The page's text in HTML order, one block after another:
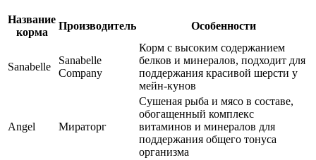
Название
корма
Производитель Особенности
Sanabelle
Sanabelle
Company
Корм с высоким содержанием
белков и минералов, подходит для
поддержания красивой шерсти у
мейн-кунов
Angel Мираторг
Сушеная рыба и мясо в составе,
обогащенный комплекс
витаминов и минералов для
поддержания общего тонуса
организма